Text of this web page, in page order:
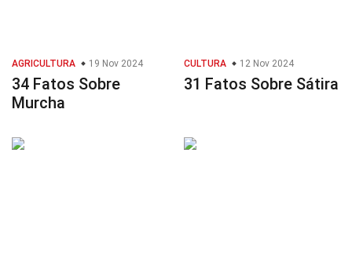
AGRICULTURA 19 Nov 2024
34 Fatos Sobre
Murcha
CULTURA 12 Nov 2024
31 Fatos Sobre Sátira